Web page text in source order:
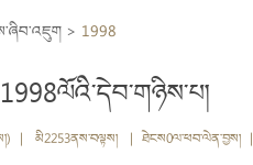
> 1998
| མི2253ནས་བལྟས། | ཐེངས0ལ་ཕབ་ལེན་བྱས། |